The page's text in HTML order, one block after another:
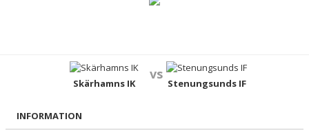
BILDGALLERI
Skärhamns IK
vs
Stenungsunds IF
INFORMATION